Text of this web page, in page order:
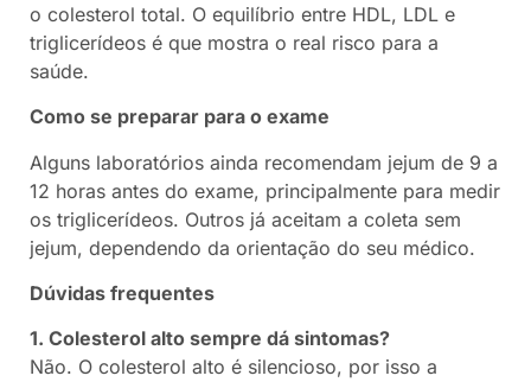
o colesterol total. O equilíbrio entre HDL, LDL e
triglicerídeos é que mostra o real risco para a
saúde.
Como se preparar para o exame
Alguns laboratórios ainda recomendam jejum de 9 a
12 horas antes do exame, principalmente para medir
os triglicerídeos. Outros já aceitam a coleta sem
jejum, dependendo da orientação do seu médico.
Dúvidas frequentes
1. Colesterol alto sempre dá sintomas?
Não. O colesterol alto é silencioso, por isso a